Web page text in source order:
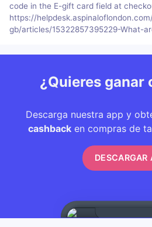
code in the E-gift card field at
https://
gb/articles/15322857395229-What-
¿Quieres ganar
Descarga nuestra app y
cashback en compras de
DESCARGAR